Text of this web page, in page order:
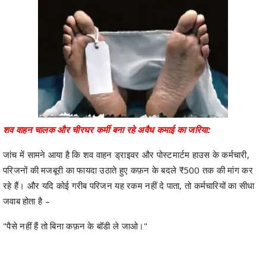
शव वाहन चालक और चीरघर कर्मी बना रहे अवैध कमाई का जरिया:
जांच में सामने आया है कि शव वाहन ड्राइवर और पोस्टमार्टम हाउस के कर्मचारी,
परिजनों की मजबूरी का फायदा उठाते हुए कफ़न के बदले ₹500 तक की मांग कर
रहे हैं। और यदि कोई गरीब परिजन यह रकम नहीं दे पाता, तो कर्मचारियों का सीधा
जवाब होता है –
"पैसे नहीं हैं तो बिना कफ़न के बॉडी ले जाओ।"